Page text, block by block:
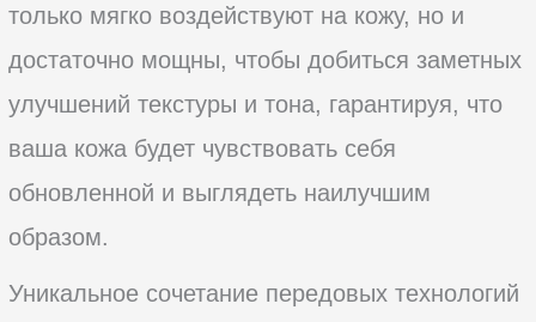
только мягко воздействуют на кожу, но и
достаточно мощны, чтобы добиться заметных
улучшений текстуры и тона, гарантируя, что
ваша кожа будет чувствовать себя
обновленной и выглядеть наилучшим
образом.
Уникальное сочетание передовых технологий